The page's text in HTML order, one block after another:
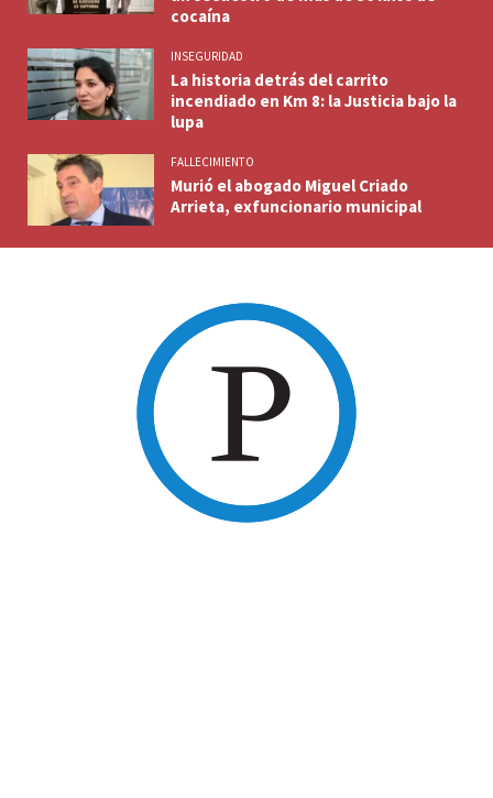
cocaína
INSEGURIDAD
La historia detrás del carrito
incendiado en Km 8: la Justicia bajo la
lupa
FALLECIMIENTO
Murió el abogado Miguel Criado
Arrieta, exfuncionario municipal